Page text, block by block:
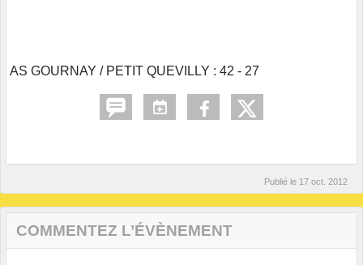
AS GOURNAY / PETIT QUEVILLY : 42 - 27
Publié le 17 oct. 2012
COMMENTEZ L’ÉVÈNEMENT